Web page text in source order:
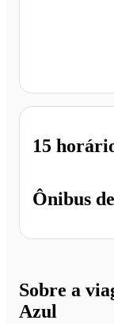
Ônibus de
15
Sobre a
Azul